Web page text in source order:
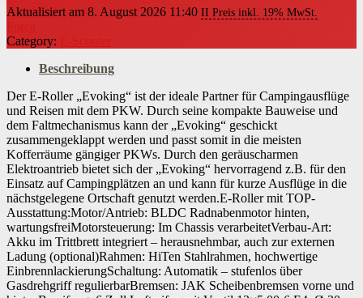
Aktualisiert am 8. August 2026 11:40 II Preis inkl. 19% MwSt.
Category:
Beschreibung
Der E-Roller „Evoking“ ist der ideale Partner für Campingausflüge
und Reisen mit dem PKW. Durch seine kompakte Bauweise und
dem Faltmechanismus kann der „Evoking“ geschickt
zusammengeklappt werden und passt somit in die meisten
Kofferräume gängiger PKWs. Durch den geräuscharmen
Elektroantrieb bietet sich der „Evoking“ hervorragend z.B. für den
Einsatz auf Campingplätzen an und kann für kurze Ausflüge in die
nächstgelegene Ortschaft genutzt werden.E-Roller mit TOP-
Ausstattung:Motor/Antrieb: BLDC Radnabenmotor hinten,
wartungsfreiMotorsteuerung: Im Chassis verarbeitetVerbau-Art:
Akku im Trittbrett integriert – herausnehmbar, auch zur externen
Ladung (optional)Rahmen: HiTen Stahlrahmen, hochwertige
EinbrennlackierungSchaltung: Automatik – stufenlos über
Gasdrehgriff regulierbarBremsen: JAK Scheibenbremsen vorne und